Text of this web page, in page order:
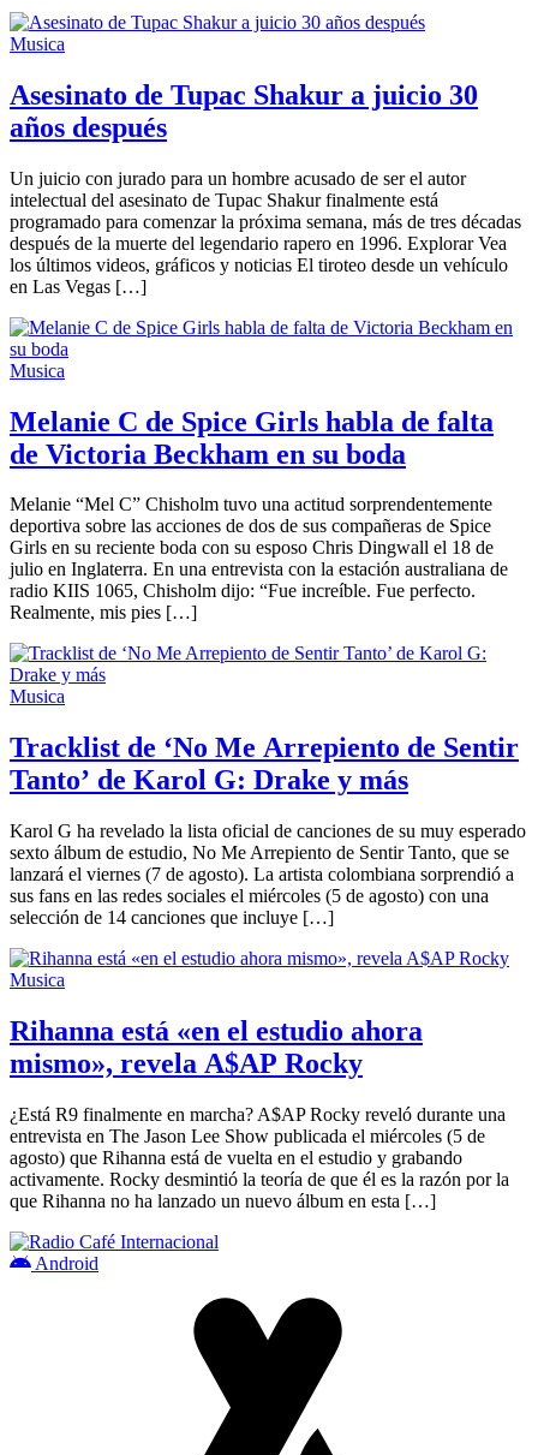
Musica
Asesinato de Tupac Shakur a juicio 30
años después
Un juicio con jurado para un hombre acusado de ser el autor
intelectual del asesinato de Tupac Shakur finalmente está
programado para comenzar la próxima semana, más de tres décadas
después de la muerte del legendario rapero en 1996. Explorar Vea
los últimos videos, gráficos y noticias El tiroteo desde un vehículo
en Las Vegas […]
Musica
Melanie C de Spice Girls habla de falta
de Victoria Beckham en su boda
Melanie “Mel C” Chisholm tuvo una actitud sorprendentemente
deportiva sobre las acciones de dos de sus compañeras de Spice
Girls en su reciente boda con su esposo Chris Dingwall el 18 de
julio en Inglaterra. En una entrevista con la estación australiana de
radio KIIS 1065, Chisholm dijo: “Fue increíble. Fue perfecto.
Realmente, mis pies […]
Musica
Tracklist de ‘No Me Arrepiento de Sentir
Tanto’ de Karol G: Drake y más
Karol G ha revelado la lista oficial de canciones de su muy esperado
sexto álbum de estudio, No Me Arrepiento de Sentir Tanto, que se
lanzará el viernes (7 de agosto). La artista colombiana sorprendió a
sus fans en las redes sociales el miércoles (5 de agosto) con una
selección de 14 canciones que incluye […]
Musica
Rihanna está «en el estudio ahora
mismo», revela A$AP Rocky
¿Está R9 finalmente en marcha? A$AP Rocky reveló durante una
entrevista en The Jason Lee Show publicada el miércoles (5 de
agosto) que Rihanna está de vuelta en el estudio y grabando
activamente. Rocky desmintió la teoría de que él es la razón por la
que Rihanna no ha lanzado un nuevo álbum en esta […]
Android